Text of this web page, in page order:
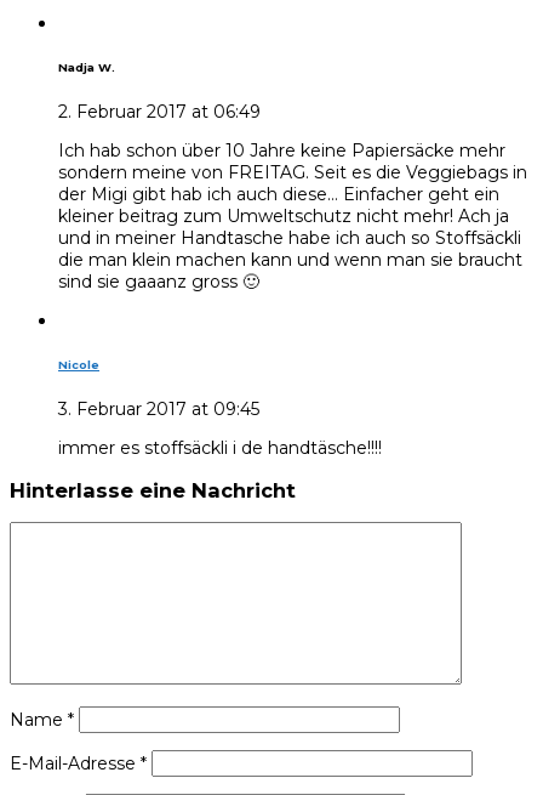
Nadja W.
2. Februar 2017 at 06:49
Ich hab schon über 10 Jahre keine Papiersäcke mehr
sondern meine von FREITAG. Seit es die Veggiebags in
der Migi gibt hab ich auch diese… Einfacher geht ein
kleiner beitrag zum Umweltschutz nicht mehr! Ach ja
und in meiner Handtasche habe ich auch so Stoffsäckli
die man klein machen kann und wenn man sie braucht
sind sie gaaanz gross 🙂
Nicole
3. Februar 2017 at 09:45
immer es stoffsäckli i de handtäsche!!!!
Hinterlasse eine Nachricht
Name *
E-Mail-Adresse *